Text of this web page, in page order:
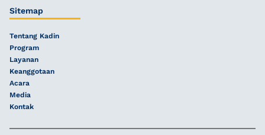
Sitemap
Tentang Kadin
Program
Layanan
Keanggotaan
Acara
Media
Kontak